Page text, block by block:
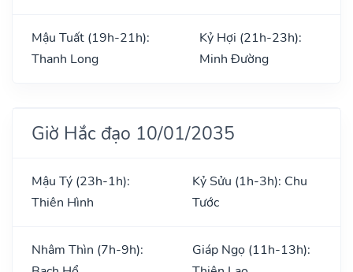
Mậu Tuất (19h-21h):
Thanh Long
Kỷ Hợi (21h-23h):
Minh Đường
Giờ Hắc đạo 10/01/2035
Mậu Tý (23h-1h):
Thiên Hình
Kỷ Sửu (1h-3h): Chu
Tước
Nhâm Thìn (7h-9h):
Giáp Ngọ (11h-13h):